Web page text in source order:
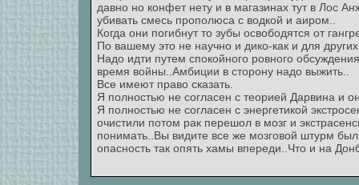
давно но конфет нету и в магазинах тут в Лос
убивать смесь прополюса с водкой и аиром..
Когда они погибнут то зубы освободятся от
По вашему это не научно и дико-как и для
Надо идти путем спокойного ровного
время войны..Амбиции в сторону надо выжить..
Все имеют право сказать.
Я полностью не согласен с теорией Дарвина и
Я полностью не согласен с энергетикой
очистили потом рак перешол в мозг и
понимать..Вы видите все же мозговой штурм
опасность так опять хамы впереди..Что и на